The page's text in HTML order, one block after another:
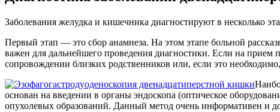
Заболевания желудка и кишечника диагностируют в несколько
Первый этап — это сбор анамнеза. На этом этапе больной
важен для дальнейшего проведения диагностики. Если на
сопровождении близких родственников или, если это
основан на введении в органы эндоскопа (оптическое
опухолевых образований. Данный метод очень информативен и